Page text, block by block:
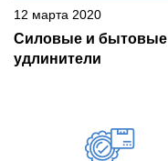
12 марта 2020
Силовые и бытовые
удлинители